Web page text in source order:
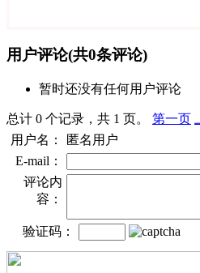
用户评论(共0条评论)
暂时还没有任何用户评论
总计 0 个记录，共 1 页。 第一页
用户名：
匿名用户
E-mail：
评论内
容：
验证码：